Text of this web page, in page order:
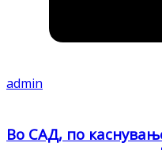
admin
Во САД, по